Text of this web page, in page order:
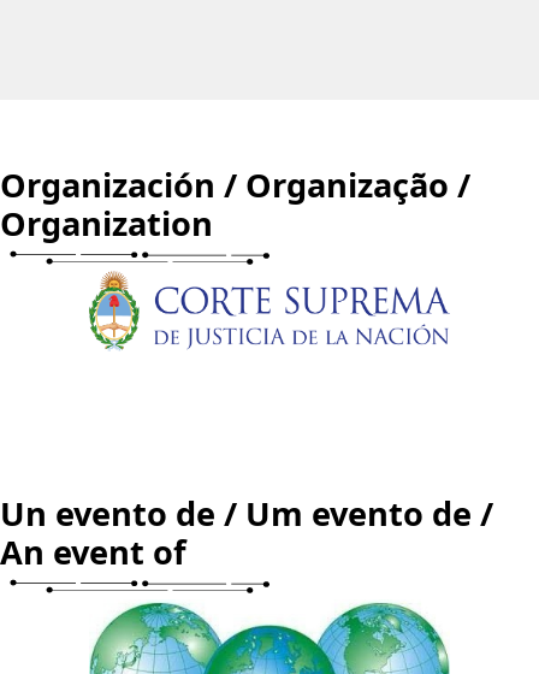
Organización / Organização /
Organization
Un evento de / Um evento de /
An event of